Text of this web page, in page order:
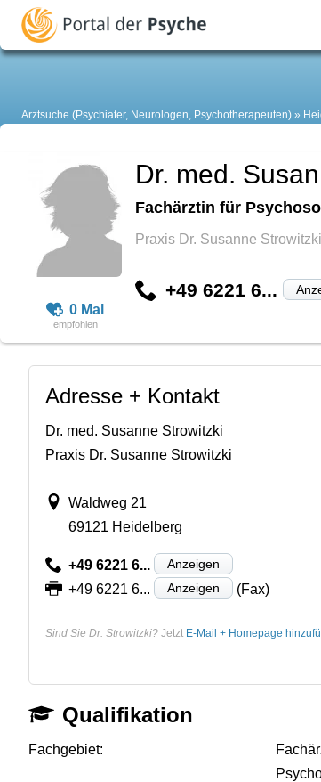
Arztsuche (Psychiater, Neurologen, Psychotherapeuten)
0 Mal
Dr. med.
Fachärztin für
Praxis Dr. Susanne Strowitzki
+49 6221 6...
Adresse + Kontakt
Dr. med. Susanne Strowitzki
Praxis Dr. Susanne Strowitzki
Waldweg 21
69121 Heidelberg
+49 6221 6... Anzeigen
+49 6221 6... Anzeigen (Fax)
Sind Sie Dr. Strowitzki? Jetzt E-Mail + Homepage
Qualifikation
Fachgebiet: